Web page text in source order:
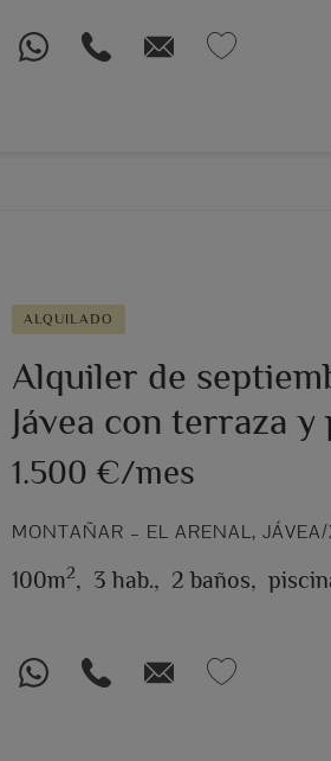
ALQUILADO
Alquiler de
Jávea con terraza y
1.500 €/mes
MONTAÑAR – EL ARENAL,
100m2, 3 hab., 2 baños,